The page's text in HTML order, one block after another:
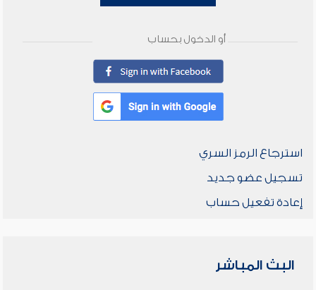
أو الدخول بحساب
استرجاع الرمز السري
تسجيل عضو جديد
إعادة تفعيل حساب
البث المباشر